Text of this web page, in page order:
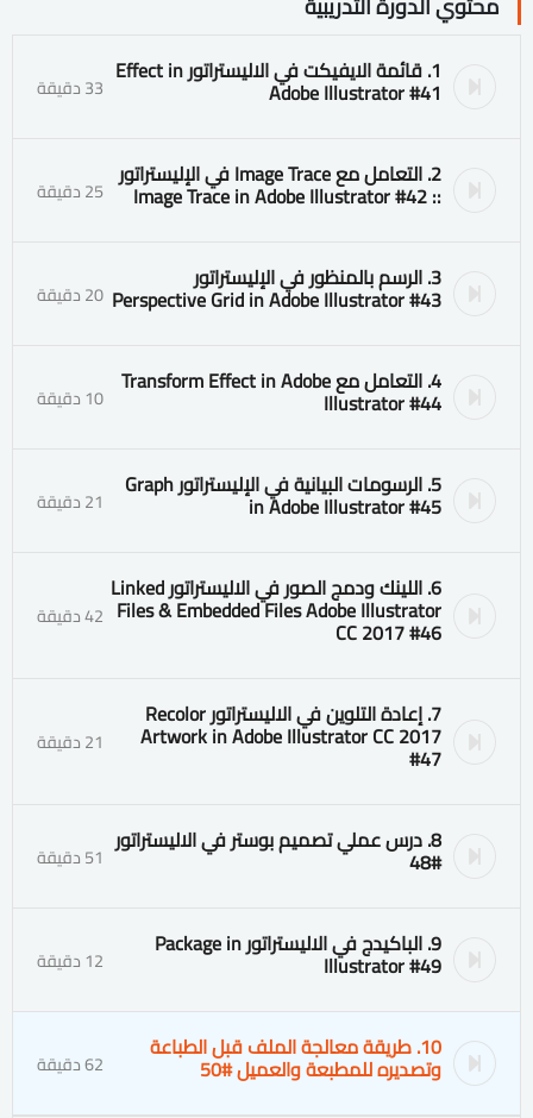
1. قائمة الايفيكت في الاليستراتور Effect in
Adobe Illustrator #41 33 دقيقة
2. التعامل مع Image Trace في الإليستراتور
:: Image Trace in Adobe Illustrator #42 25 دقيقة
3. الرسم بالمنظور في الإليستراتور
Perspective Grid in Adobe Illustrator #43 20 دقيقة
4. التعامل مع Transform Effect in Adobe
Illustrator #44 10 دقيقة
5. الرسومات البيانية في الإليستراتور Graph
in Adobe Illustrator #45 21 دقيقة
6. اللينك ودمج الصور في الاليستراتور Linked
Files & Embedded Files Adobe Illustrator
CC 2017 #46 42 دقيقة
7. إعادة التلوين في الاليستراتور Recolor
Artwork in Adobe Illustrator CC 2017
#47 21 دقيقة
8. درس عملي تصميم بوستر في الاليستراتور
#48 51 دقيقة
9. الباكيدج في الاليستراتور Package in
Illustrator #49 12 دقيقة
10. طريقة معالجة الملف قبل الطباعة
وتصديره للمطبعة والعميل #50 62 دقيقة